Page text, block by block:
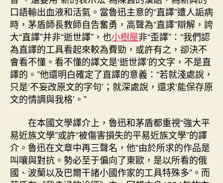
口語輸出血液和活氣。當魯迅主意的“直譯”遭人詬病
時，茅盾師長教師自告奮勇，高聲為“直譯”辯解，誇
大“直譯”并非“逝世譯”，也小樹屋非“歪譯”：“我們認
為直譯的工具看起來較為費勁，或許有之，卻決不
會看不懂。看不懂的譯文是‘逝世譯’的文字，不是直
譯的。”他還明白確定了直譯的意義：“若就淺處說，
只是‘不妄改原文的字句’；就深處說，還求‘能保存原
文的情調與我格’。”
在本國文學譯介上，魯迅和茅盾都重視“強大平
易近族文學”或許“被傷害損失的平易近族文學”的譯
介。魯迅在文章中再三聲名，他“由於所求的作品是
叫嚷與對抗。勢必至于偏向了東歐，是以所看的俄
國、波蘭以及巴爾干諸小國作家的工具特殊多”。而